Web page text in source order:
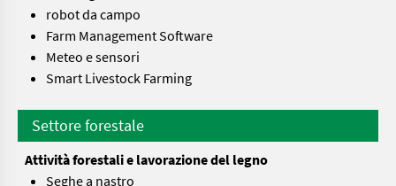
robot da campo
Farm Management Software
Meteo e sensori
Smart Livestock Farming
Settore forestale
Attività forestali e lavorazione del legno
Seghe a nastro